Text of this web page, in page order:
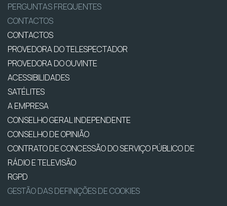
PERGUNTAS FREQUENTES
CONTACTOS
CONTACTOS
PROVEDORA DO TELESPECTADOR
PROVEDORA DO OUVINTE
ACESSIBILIDADES
SATÉLITES
A EMPRESA
CONSELHO GERAL INDEPENDENTE
CONSELHO DE OPINIÃO
CONTRATO DE CONCESSÃO DO SERVIÇO PÚBLICO DE
RÁDIO E TELEVISÃO
RGPD
GESTÃO DAS DEFINIÇÕES DE COOKIES